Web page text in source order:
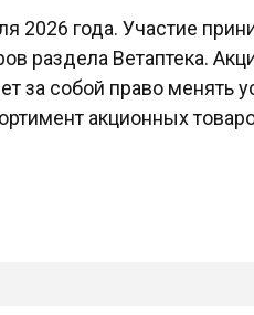
2026 года. Участие
раздела Ветаптека.
за собой право менять
акционных